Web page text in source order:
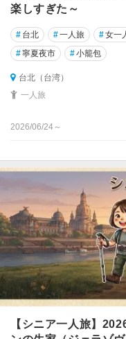
楽しすぎた～
# 台北 #一人旅 #女一
#寧夏夜市 #小籠包
台北（台湾）
一人旅
2026/06/24～
【シニア一人旅】